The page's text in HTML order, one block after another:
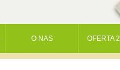
O NAS OFERTA